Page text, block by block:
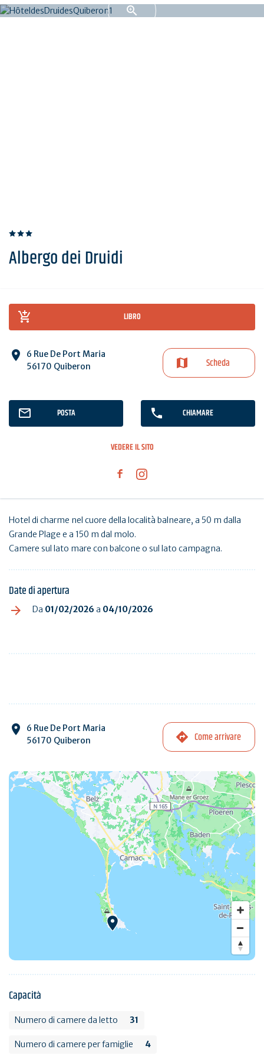
Albergo dei Druidi
LIBRO
6 Rue De Port Maria
56170 Quiberon
Scheda
POSTA CHIAMARE
VEDERE IL SITO
Hotel di charme nel cuore della località balneare, a 50 m dalla
Grande Plage e a 150 m dal molo.
Camere sul lato mare con balcone o sul lato campagna.
Date di apertura
Da 01/02/2026 a 04/10/2026
6 Rue De Port Maria
56170 Quiberon
Come arrivare
Capacità
Numero di camere da letto 31
Numero di camere per famiglie 4